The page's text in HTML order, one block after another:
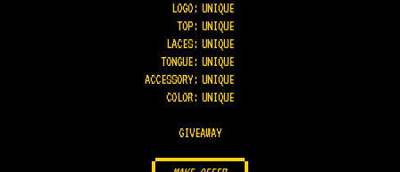
LOGO: UNIQUE
TOP: UNIQUE
LACES: UNIQUE
TONGUE: UNIQUE
ACCESSORY: UNIQUE
COLOR: UNIQUE
GIVEAWAY